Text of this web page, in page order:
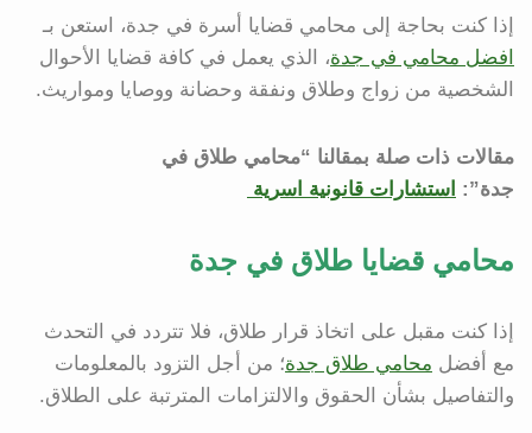
إذا كنت بحاجة إلى محامي قضايا أسرة في جدة، استعن بـ
افضل محامي في جدة، الذي يعمل في كافة قضايا الأحوال
الشخصية من زواج وطلاق ونفقة وحضانة ووصايا ومواريث.
مقالات ذات صلة بمقالنا “محامي طلاق في
جدة”: استشارات قانونية اسرية
محامي قضايا طلاق في جدة
إذا كنت مقبل على اتخاذ قرار طلاق، فلا تتردد في التحدث
مع أفضل محامي طلاق جدة؛ من أجل التزود بالمعلومات
والتفاصيل بشأن الحقوق والالتزامات المترتبة على الطلاق.